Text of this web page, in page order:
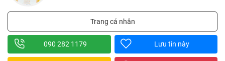
Trang cá nhân
090 282 1179 Lưu tin này